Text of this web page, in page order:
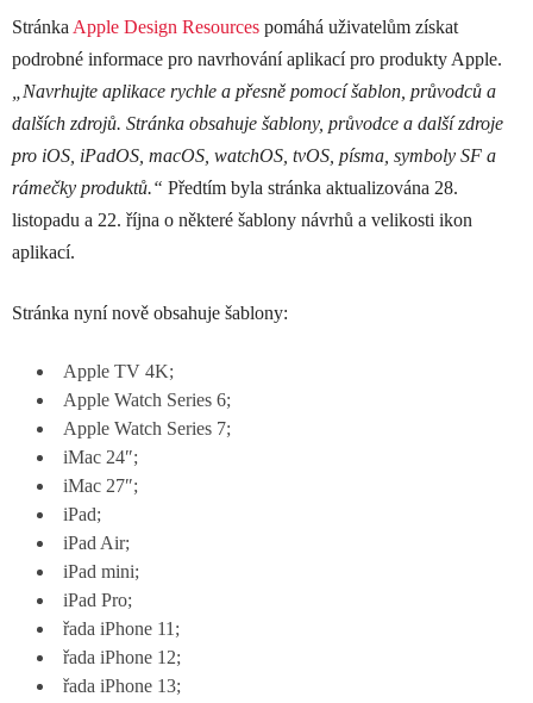
StránkaApple Design Resources pomáhá uživatelům získat
podrobné informace pro navrhování aplikací pro produkty Apple.
„Navrhujte aplikace rychle a přesně pomocí šablon, průvodců a
dalších zdrojů. Stránka obsahuje šablony, průvodce a další zdroje
pro iOS, iPadOS, macOS, watchOS, tvOS, písma, symboly SF a
rámečky produktů.“ Předtím byla stránka aktualizována 28.
listopadu a 22. října o některé šablony návrhů a velikosti ikon
aplikací.
Stránka nyní nově obsahuje šablony:
Apple TV 4K;
Apple Watch Series 6;
Apple Watch Series 7;
iMac 24″;
iMac 27″;
iPad;
iPad Air;
iPad mini;
iPad Pro;
řada iPhone 11;
řada iPhone 12;
řada iPhone 13;